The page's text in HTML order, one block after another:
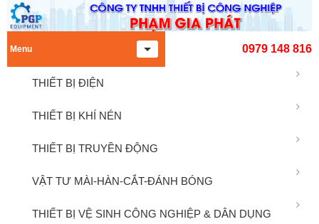
0979 148 816
Menu
THIẾT BỊ ĐIỆN
THIẾT BỊ KHÍ NÉN
THIẾT BỊ TRUYỀN ĐỘNG
VẬT TƯ MÀI-HÀN-CẮT-ĐÁNH BÓNG
THIẾT BỊ VỆ SINH CÔNG NGHIỆP & DÂN DỤNG